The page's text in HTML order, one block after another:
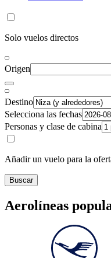
Solo vuelos directos
Origen
Destino
Selecciona las fechas
Personas y clase de cabina
Añadir un vuelo para la
Buscar
Aerolíneas